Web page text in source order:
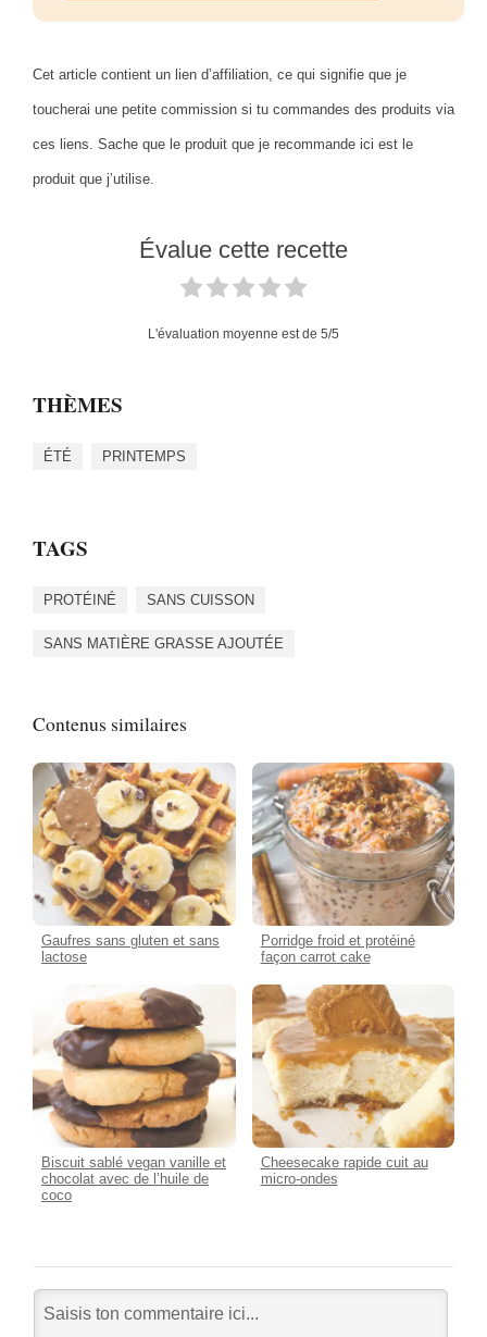
Cet article contient un lien d’affiliation, ce qui signifie que je
toucherai une petite commission si tu commandes des produits via
ces liens. Sache que le produit que je recommande ici est le
produit que j’utilise.
Évalue cette recette
L'évaluation moyenne est de 5/5
THÈMES
ÉTÉ PRINTEMPS
TAGS
PROTÉINÉ SANS CUISSON
SANS MATIÈRE GRASSE AJOUTÉE
Contenus similaires
Gaufres sans gluten et sans
lactose
Porridge froid et protéiné
façon carrot cake
Biscuit sablé vegan vanille et
chocolat avec de l’huile de
coco
Cheesecake rapide cuit au
micro-ondes